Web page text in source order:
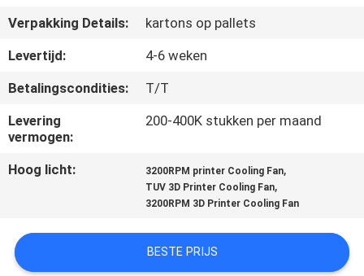
KWALITEITSCONTROLE
ONS
NIEUWS
OM
EEN
Verpakking Details:
kartons op pallets
Levertijd:
4-6 weken
Betalingscondities:
T/T
Levering
vermogen:
200-400K stukken per maand
Hoog licht: 3200RPM printer Cooling Fan,
TUV 3D Printer Cooling Fan,
3200RPM 3D Printer Cooling Fan
BESTE PRIJS